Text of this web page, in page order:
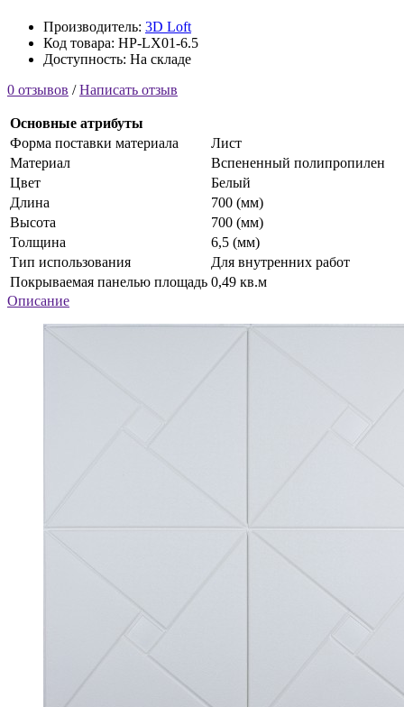
Производитель: 3D Loft
Код товара: HP-LX01-6.5
Доступность: На складе
0 отзывов /Написать отзыв
Основные атрибуты
Форма поставки материала
Лист
Материал
Вспененный полипропилен
Цвет
Белый
Длина
700 (мм)
Высота
700 (мм)
Толщина
6,5 (мм)
Тип использования
Для внутренних работ
Покрываемая панелью площадь 0,49 кв.м
Описание